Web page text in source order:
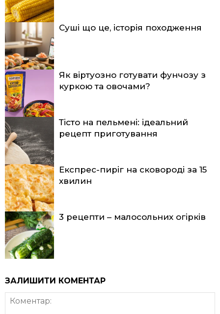
Суші що це, історія походження
Як віртуозно готувати фунчозу з
куркою та овочами?
Тісто на пельмені: ідеальний
рецепт приготування
Експрес-пиріг на сковороді за 15
хвилин
3 рецепти – малосольних огірків
ЗАЛИШИТИ КОМЕНТАР